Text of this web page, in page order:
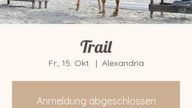
Trail
Fr., 15. Okt.
  |
Alexandria
Anmeldung abgeschlossen